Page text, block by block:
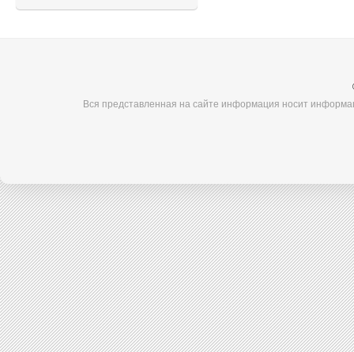
Вся представленная на сайте информация носит